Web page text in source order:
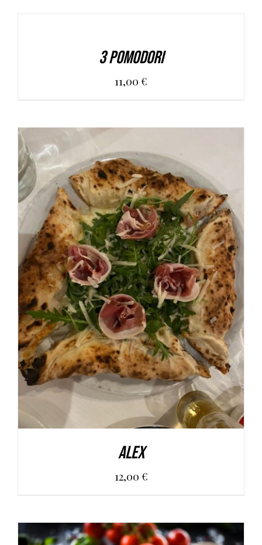
3 Pomodori
11,00 €
AGGIUNGI AL CARRELLO / DETAILS
Alex
12,00 €